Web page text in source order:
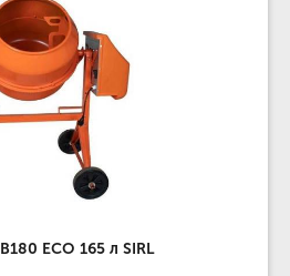
ECO 165 л SIRL